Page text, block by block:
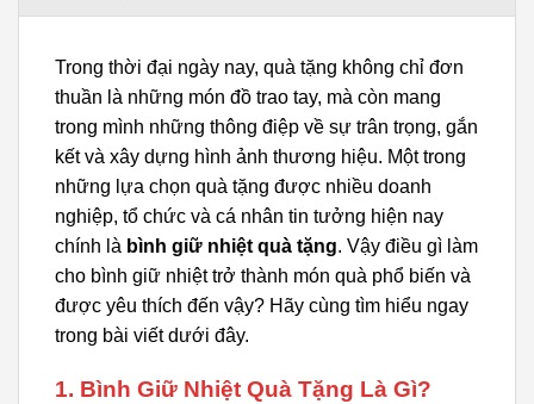
Trong thời đại ngày nay, quà tặng không chỉ đơn
thuần là những món đồ trao tay, mà còn mang
trong mình những thông điệp về sự trân trọng, gắn
kết và xây dựng hình ảnh thương hiệu. Một trong
những lựa chọn quà tặng được nhiều doanh
nghiệp, tổ chức và cá nhân tin tưởng hiện nay
chính là bình giữ nhiệt quà tặng. Vậy điều gì làm
cho bình giữ nhiệt trở thành món quà phổ biến và
được yêu thích đến vậy? Hãy cùng tìm hiểu ngay
trong bài viết dưới đây.
1. Bình Giữ Nhiệt Quà Tặng Là Gì?